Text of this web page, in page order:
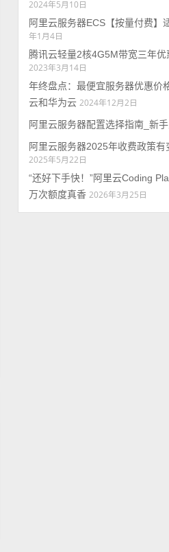
2024年5月10日
阿里云服务器ECS【按量付费】
年1月4日
腾讯云轻量2核4G5M带宽三年优
2023年3月14日
年终盘点：最便宜服务器优惠价
云和华为云 2024年12月2日
阿里云服务器配置选择指南_新
阿里云服务器2025年收费政策
2025年5月22日
“还好下手快！”阿里云Coding
万次额度真香 2026年3月25日